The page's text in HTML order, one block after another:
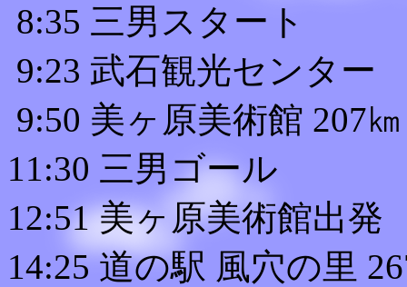
8:35 三男スタート
9:23 武石観光センター
9:50 美ヶ原美術館 207㎞
11:30 三男ゴール
12:51 美ヶ原美術館出発
14:25 道の駅 風穴の里